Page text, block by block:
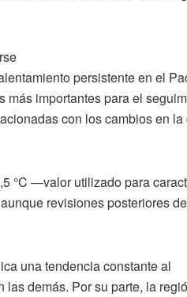
persistente en el
importantes para el
con los cambios en
°C —valor utilizado para
revisiones posteriores
una tendencia constante al
demás. Por su parte, la